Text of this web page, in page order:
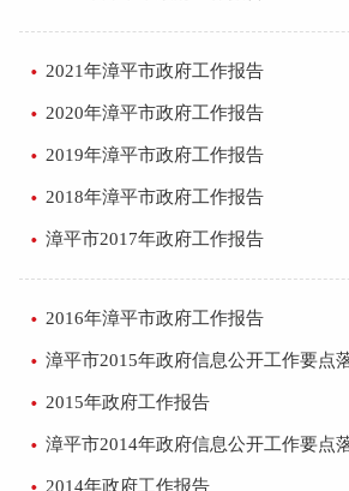
2021年漳平市政府工作报告
2020年漳平市政府工作报告
2019年漳平市政府工作报告
2018年漳平市政府工作报告
漳平市2017年政府工作报告
2016年漳平市政府工作报告
漳平市2015年政府信息公开工作要点落实
2015年政府工作报告
漳平市2014年政府信息公开工作要点落实
2014年政府工作报告